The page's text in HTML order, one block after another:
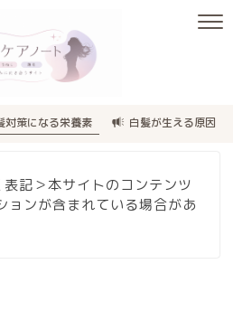
対策になる栄養素 白髪が生える原因
記＞本サイトのコンテンツ
ョンが含まれている場合があ